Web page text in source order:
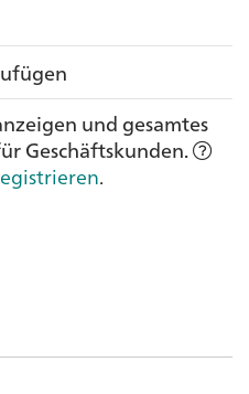
und gesamtes
Geschäftskunden.
.